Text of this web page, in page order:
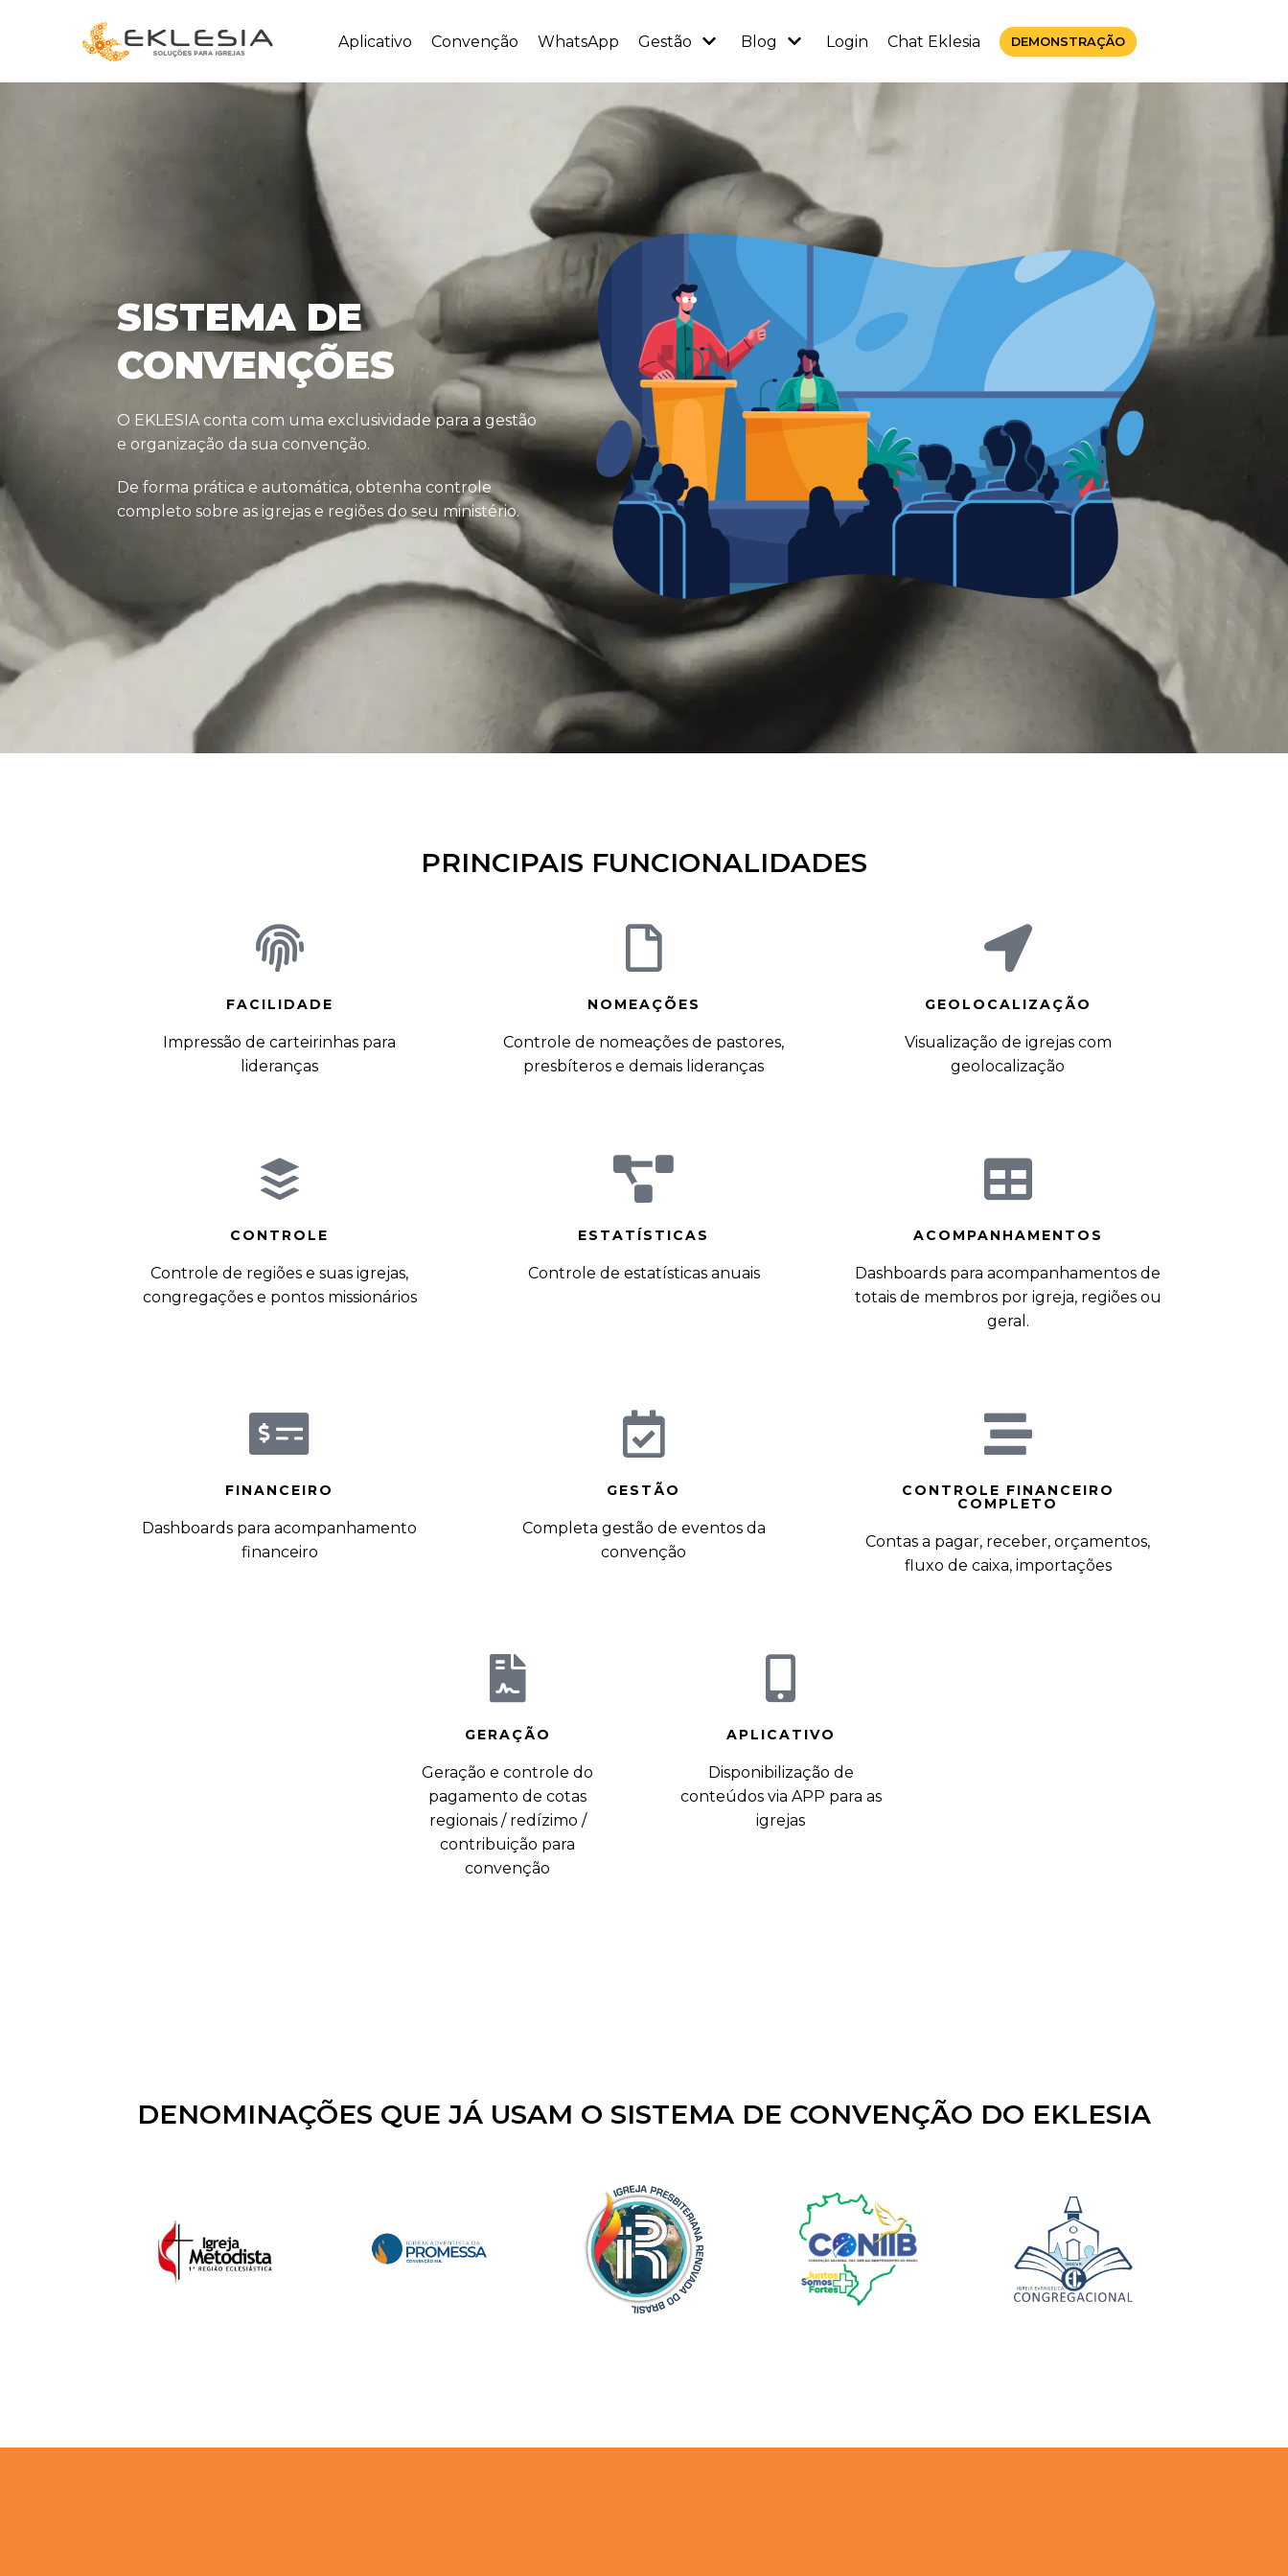
Aplicativo Convenção WhatsApp Gestão Blog Login Chat Eklesia DEMONSTRAÇÃO
SISTEMA DE
CONVENÇÕES
O EKLESIA conta com uma exclusividade para a gestão
e organização da sua convenção.
De forma prática e automática, obtenha controle
completo sobre as igrejas e regiões do seu ministério.
PRINCIPAIS FUNCIONALIDADES
FACILIDADE
Impressão de carteirinhas para
lideranças
NOMEAÇÕES
Controle de nomeações de pastores,
presbíteros e demais lideranças
GEOLOCALIZAÇÃO
Visualização de igrejas com
geolocalização
CONTROLE
Controle de regiões e suas igrejas,
congregações e pontos missionários
ESTATÍSTICAS
Controle de estatísticas anuais
ACOMPANHAMENTOS
Dashboards para acompanhamentos de
totais de membros por igreja, regiões ou
geral.
FINANCEIRO
Dashboards para acompanhamento
financeiro
GESTÃO
Completa gestão de eventos da
convenção
CONTROLE FINANCEIRO
COMPLETO
Contas a pagar, receber, orçamentos,
fluxo de caixa, importações
GERAÇÃO
Geração e controle do
pagamento de cotas
regionais / redízimo /
contribuição para
convenção
APLICATIVO
Disponibilização de
conteúdos via APP para as
igrejas
DENOMINAÇÕES QUE JÁ USAM O SISTEMA DE CONVENÇÃO DO EKLESIA